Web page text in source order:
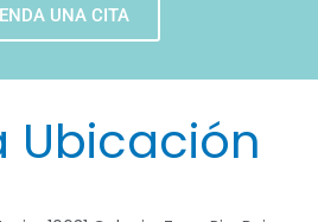
UNA CITA
Ubicación